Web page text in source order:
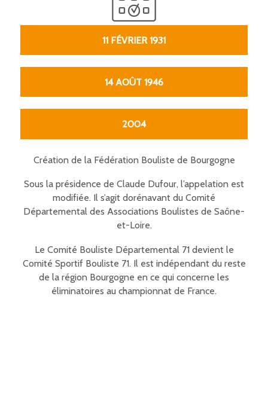
11 FÉVRIER 1931
14 AOÛT 1946
2004
Création de la Fédération Bouliste de Bourgogne
Sous la présidence de Claude Dufour, l’appelation est
modifiée. Il s’agit dorénavant du Comité
Départemental des Associations Boulistes de Saône-
et-Loire.
Le Comité Bouliste Départemental 71 devient le
Comité Sportif Bouliste 71. Il est indépendant du reste
de la région Bourgogne en ce qui concerne les
éliminatoires au championnat de France.